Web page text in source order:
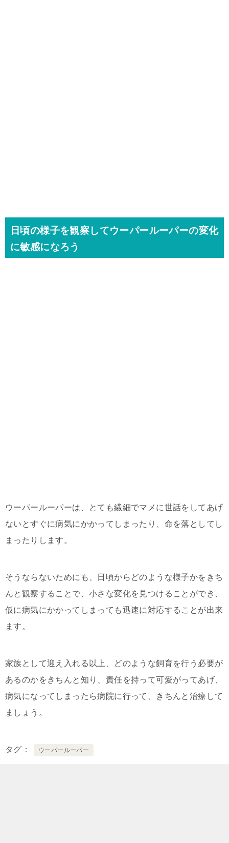
日頃の様子を観察してウーパールーパーの変化
に敏感になろう
ウーパールーパーは、とても繊細でマメに世話をしてあげ
ないとすぐに病気にかかってしまったり、命を落としてし
まったりします。
そうならないためにも、日頃からどのような様子かをきち
んと観察することで、小さな変化を見つけることができ、
仮に病気にかかってしまっても迅速に対応することが出来
ます。
家族として迎え入れる以上、どのような飼育を行う必要が
あるのかをきちんと知り、責任を持って可愛がってあげ、
病気になってしまったら病院に行って、きちんと治療して
ましょう。
タグ ウーパールーパー